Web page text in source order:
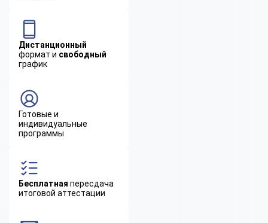
Дистанционный
формат и свободный
график
Готовые и
индивидуальные
программы
Бесплатная пересдача
итоговой аттестации